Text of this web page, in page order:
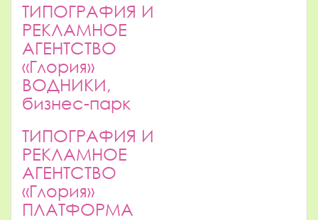
ТИПОГРАФИЯ И
РЕКЛАМНОЕ
АГЕНТСТВО
«Глория»
ВОДНИКИ,
бизнес-парк
ТИПОГРАФИЯ И
РЕКЛАМНОЕ
АГЕНТСТВО
«Глория»
ПЛАТФОРМА